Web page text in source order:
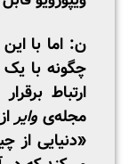
ن: اما با
چگونه با
ارتباط
مجله‌ی وایر
«دنیایی از